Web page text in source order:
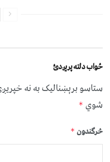
ځواب دلته پرېږدئ
ستاسو برېښناليک به نه
شوي *
څرگندون *